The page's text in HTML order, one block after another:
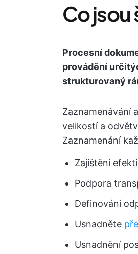
Co
Procesní
provádění
strukturovaný
Zaznamenávání
velikostí a
Zaznamenání
Zajištění
Podpora
Definování
Usnadněte
Usnadnění